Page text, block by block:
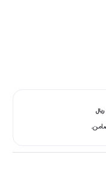
ریال